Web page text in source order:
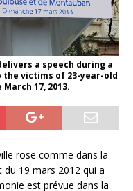
a speech during a
victims of 23-year-old
17, 2013.
rose comme dans la
19 mars 2012 qui a
est prévue dans la